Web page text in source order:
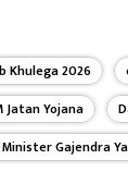
Khulega 2026
Jatan Yojana
Gajendra